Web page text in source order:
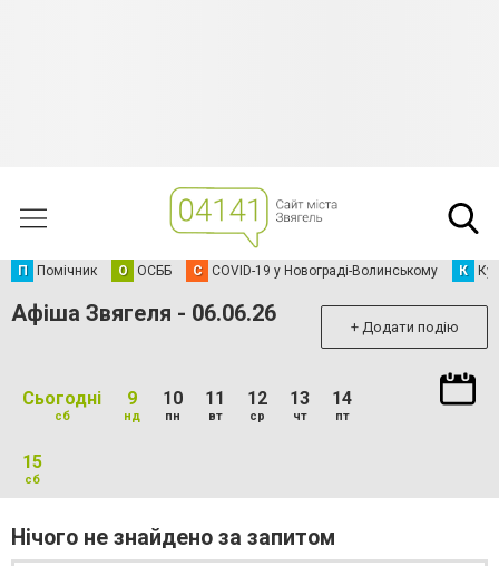
П Помічник О ОСББ C COVID-19 у Новограді-Волинському К
Афіша Звягеля - 06.06.26 + Додати подію
Сьогодні
сб
9
нд
10
пн
11
вт
12
ср
13
чт
14
пт
15
сб
Нічого не знайдено за запитом